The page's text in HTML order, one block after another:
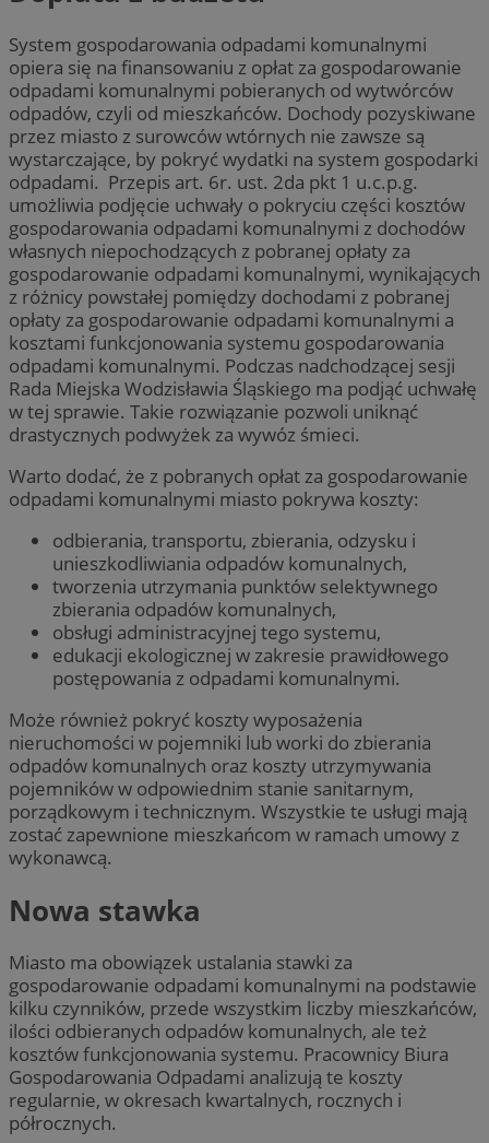
System gospodarowania odpadami komunalnymi
opiera się na finansowaniu z opłat za gospodarowanie
odpadami komunalnymi pobieranych od wytwórców
odpadów, czyli od mieszkańców. Dochody pozyskiwane
przez miasto z surowców wtórnych nie zawsze są
wystarczające, by pokryć wydatki na system gospodarki
odpadami. Przepis art. 6r. ust. 2da pkt 1 u.c.p.g.
umożliwia podjęcie uchwały o pokryciu części kosztów
gospodarowania odpadami komunalnymi z dochodów
własnych niepochodzących z pobranej opłaty za
gospodarowanie odpadami komunalnymi, wynikających
z różnicy powstałej pomiędzy dochodami z pobranej
opłaty za gospodarowanie odpadami komunalnymi a
kosztami funkcjonowania systemu gospodarowania
odpadami komunalnymi. Podczas nadchodzącej sesji
Rada Miejska Wodzisławia Śląskiego ma podjąć uchwałę
w tej sprawie. Takie rozwiązanie pozwoli uniknąć
drastycznych podwyżek za wywóz śmieci.
Warto dodać, że z pobranych opłat za gospodarowanie
odpadami komunalnymi miasto pokrywa koszty:
odbierania, transportu, zbierania, odzysku i
unieszkodliwiania odpadów komunalnych,
tworzenia utrzymania punktów selektywnego
zbierania odpadów komunalnych,
obsługi administracyjnej tego systemu,
edukacji ekologicznej w zakresie prawidłowego
postępowania z odpadami komunalnymi.
Może również pokryć koszty wyposażenia
nieruchomości w pojemniki lub worki do zbierania
odpadów komunalnych oraz koszty utrzymywania
pojemników w odpowiednim stanie sanitarnym,
porządkowym i technicznym. Wszystkie te usługi mają
zostać zapewnione mieszkańcom w ramach umowy z
wykonawcą.
Nowa stawka
Miasto ma obowiązek ustalania stawki za
gospodarowanie odpadami komunalnymi na podstawie
kilku czynników, przede wszystkim liczby mieszkańców,
ilości odbieranych odpadów komunalnych, ale też
kosztów funkcjonowania systemu. Pracownicy Biura
Gospodarowania Odpadami analizują te koszty
regularnie, w okresach kwartalnych, rocznych i
półrocznych.